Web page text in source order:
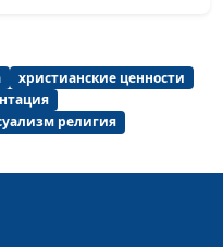
по
христианские ценности
религия